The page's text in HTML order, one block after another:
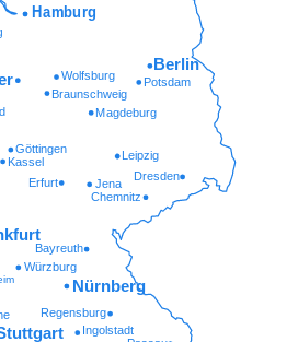
Ingolstadt
Regensburg
Würzburg
Bayreuth
Chemnitz
Erfurt Jena
Dresden
Kassel
Göttingen
Magdeburg
Braunschweig
Potsdam
Wolfsburg
Nürnberg
Leipzig
Berlin
Hamburg